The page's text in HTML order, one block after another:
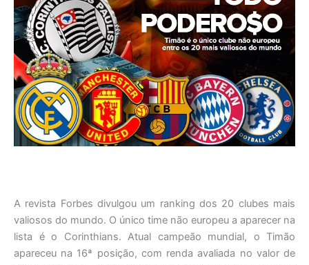
A revista Forbes divulgou um ranking dos 20 clubes mais
valiosos do mundo. O único time não europeu a aparecer na
lista é o Corinthians. Atual campeão mundial, o Timão
apareceu na 16ª posição, com renda avaliada no valor de